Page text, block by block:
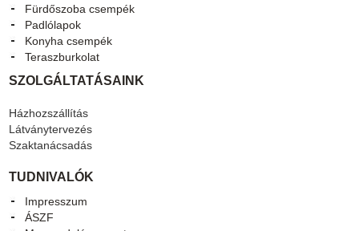
Fürdőszoba csempék
Padlólapok
Konyha csempék
Teraszburkolat
SZOLGÁLTATÁSAINK
Házhozszállítás
Látványtervezés
Szaktanácsadás
TUDNIVALÓK
Impresszum
ÁSZF